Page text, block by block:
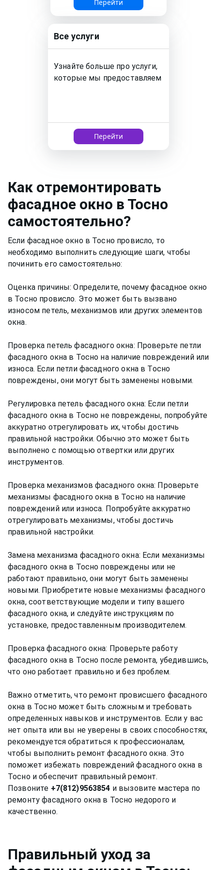
Перейти
Все услуги
Узнайте больше про услуги,
которые мы предоставляем
Перейти
Как отремонтировать
фасадное окно в Тосно
самостоятельно?
Если фасадное окно в Тосно провисло, то
необходимо выполнить следующие шаги, чтобы
починить его самостоятельно:
Оценка причины: Определите, почему фасадное окно
в Тосно провисло. Это может быть вызвано
износом петель, механизмов или других элементов
окна.
Проверка петель фасадного окна: Проверьте петли
фасадного окна в Тосно на наличие повреждений или
износа. Если петли фасадного окна в Тосно
повреждены, они могут быть заменены новыми.
Регулировка петель фасадного окна: Если петли
фасадного окна в Тосно не повреждены, попробуйте
аккуратно отрегулировать их, чтобы достичь
правильной настройки. Обычно это может быть
выполнено с помощью отвертки или других
инструментов.
Проверка механизмов фасадного окна: Проверьте
механизмы фасадного окна в Тосно на наличие
повреждений или износа. Попробуйте аккуратно
отрегулировать механизмы, чтобы достичь
правильной настройки.
Замена механизма фасадного окна: Если механизмы
фасадного окна в Тосно повреждены или не
работают правильно, они могут быть заменены
новыми. Приобретите новые механизмы фасадного
окна, соответствующие модели и типу вашего
фасадного окна, и следуйте инструкциям по
установке, предоставленным производителем.
Проверка фасадного окна: Проверьте работу
фасадного окна в Тосно после ремонта, убедившись,
что оно работает правильно и без проблем.
Важно отметить, что ремонт провисшего фасадного
окна в Тосно может быть сложным и требовать
определенных навыков и инструментов. Если у вас
нет опыта или вы не уверены в своих способностях,
рекомендуется обратиться к профессионалам,
чтобы выполнить ремонт фасадного окна. Это
поможет избежать повреждений фасадного окна в
Тосно и обеспечит правильный ремонт.
Позвоните +7(812)9563854 и вызовите мастера по
ремонту фасадного окна в Тосно недорого и
Правильный уход за